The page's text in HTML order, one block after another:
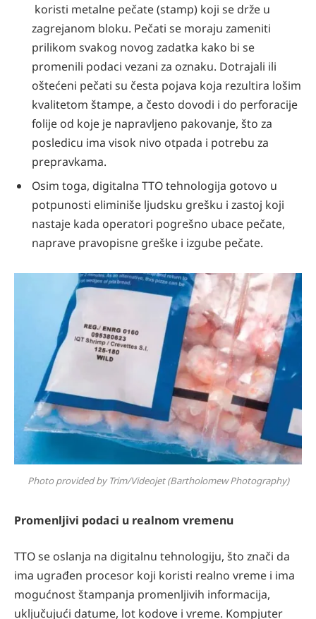
koristi metalne pečate (stamp) koji se drže u
zagrejanom bloku. Pečati se moraju zameniti
prilikom svakog novog zadatka kako bi se
promenili podaci vezani za oznaku. Dotrajali ili
oštećeni pečati su česta pojava koja rezultira lošim
kvalitetom štampe, a često dovodi i do perforacije
folije od koje je napravljeno pakovanje, što za
posledicu ima visok nivo otpada i potrebu za
prepravkama.
Osim toga, digitalna TTO tehnologija gotovo u
potpunosti eliminiše ljudsku grešku i zastoj koji
nastaje kada operatori pogrešno ubace pečate,
naprave pravopisne greške i izgube pečate.
Photo provided by Trim/Videojet (Bartholomew Photography)
Promenljivi podaci u realnom vremenu
TTO se oslanja na digitalnu tehnologiju, što znači da
ima ugrađen procesor koji koristi realno vreme i ima
mogućnost štampanja promenljivih informacija,
uključujući datume, lot kodove i vreme. Kompjuter